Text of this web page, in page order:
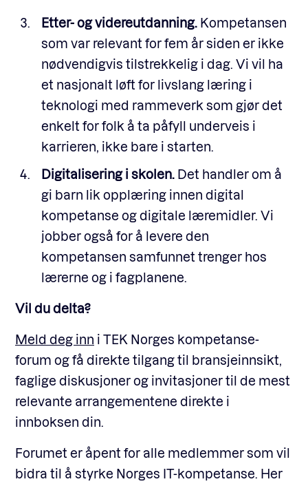
Etter- og videreutdanning. Kompetansen
som var relevant for fem år siden er ikke
nødvendigvis tilstrekkelig i dag. Vi vil ha
et nasjonalt løft for livslang læring i
teknologi med rammeverk som gjør det
enkelt for folk å ta påfyll underveis i
karrieren, ikke bare i starten.
Digitalisering i skolen. Det handler om å
gi barn lik opplæring innen digital
kompetanse og digitale læremidler. Vi
jobber også for å levere den
kompetansen samfunnet trenger hos
lærerne og i fagplanene.
Vil du delta?
Meld deg inn i TEK Norges kompetanse-
forum og få direkte tilgang til bransjeinnsikt,
faglige diskusjoner og invitasjoner til de mest
relevante arrangementene direkte i
innboksen din.
Forumet er åpent for alle medlemmer som vil
bidra til å styrke Norges IT-kompetanse. Her